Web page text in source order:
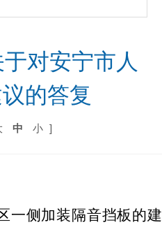
对安宁市人
的答复
中 小 ]
一侧加装隔音挡板的建